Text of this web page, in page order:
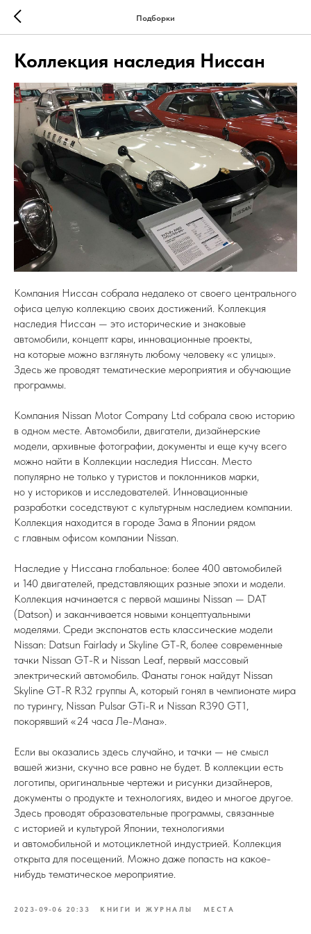
Подборки
Коллекция наследия Ниссан
Компания Ниссан собрала недалеко от своего центрального
офиса целую коллекцию своих достижений. Коллекция
наследия Ниссан — это исторические и знаковые
автомобили, концепт кары, инновационные проекты,
на которые можно взглянуть любому человеку «с улицы».
Здесь же проводят тематические мероприятия и обучающие
программы.
Компания Nissan Motor Company Ltd собрала свою историю
в одном месте. Автомобили, двигатели, дизайнерские
модели, архивные фотографии, документы и еще кучу всего
можно найти в Коллекции наследия Ниссан. Место
популярно не только у туристов и поклонников марки,
но у историков и исследователей. Инновационные
разработки соседствуют с культурным наследием компании.
Коллекция находится в городе Зама в Японии рядом
с главным офисом компании Nissan.
Наследие у Ниссана глобальное: более 400 автомобилей
и 140 двигателей, представляющих разные эпохи и модели.
Коллекция начинается с первой машины Nissan — DAT
(Datson) и заканчивается новыми концептуальными
моделями. Среди экспонатов есть классические модели
Nissan: Datsun Fairlady и Skyline GT-R, более современные
тачки Nissan GT-R и Nissan Leaf, первый массовый
электрический автомобиль. Фанаты гонок найдут Nissan
Skyline GT-R R32 группы А, который гонял в чемпионате мира
по турингу, Nissan Pulsar GTi-R и Nissan R390 GT1,
покорявший «24 часа Ле-Мана».
Если вы оказались здесь случайно, и тачки — не смысл
вашей жизни, скучно все равно не будет. В коллекции есть
логотипы, оригинальные чертежи и рисунки дизайнеров,
документы о продукте и технологиях, видео и многое другое.
Здесь проводят образовательные программы, связанные
с историей и культурой Японии, технологиями
и автомобильной и мотоциклетной индустрией. Коллекция
открыта для посещений. Можно даже попасть на какое-
нибудь тематическое мероприятие.
2023-09-06 20:33 КНИГИ И ЖУРНАЛЫ МЕСТА